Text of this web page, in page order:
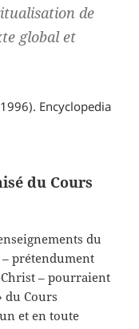
de
global et
Encyclopedia
du Cours
du
prétendument
– pourraient
du Cours
et en toute